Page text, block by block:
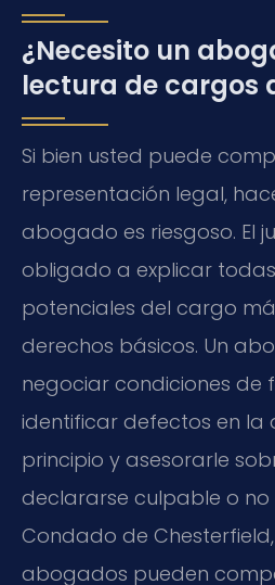
¿Necesito un
lectura de cargos
Si bien usted puede
representación legal,
abogado es riesgoso. El
obligado a explicar
potenciales del cargo
derechos básicos. Un
negociar condiciones de
identificar defectos en la
principio y asesorarle
declararse culpable o no
Condado de
abogados pueden